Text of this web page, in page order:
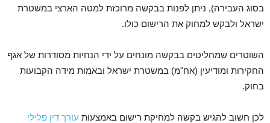
בסוג העבירה), ניתן לפנות בבקשה מרוכזת למטה הארצי במשטרת
ישראל ולבקש למחוק את הרישום כולו.
השוטרים שמחליטים בבקשה מונחים על ידי הנחיות מסודרות של אגף
החקירות ומודיעין (אח"מ) במשטרת ישראל ובאמות מידה הקבועות
בחוק.
לכן חשוב להגיש בקשה למחיקת רישום באמצעות עורך דין פלילי